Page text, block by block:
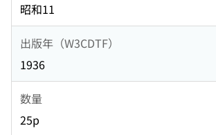
昭和11
出版年（W3CDTF）
1936
数量
25p